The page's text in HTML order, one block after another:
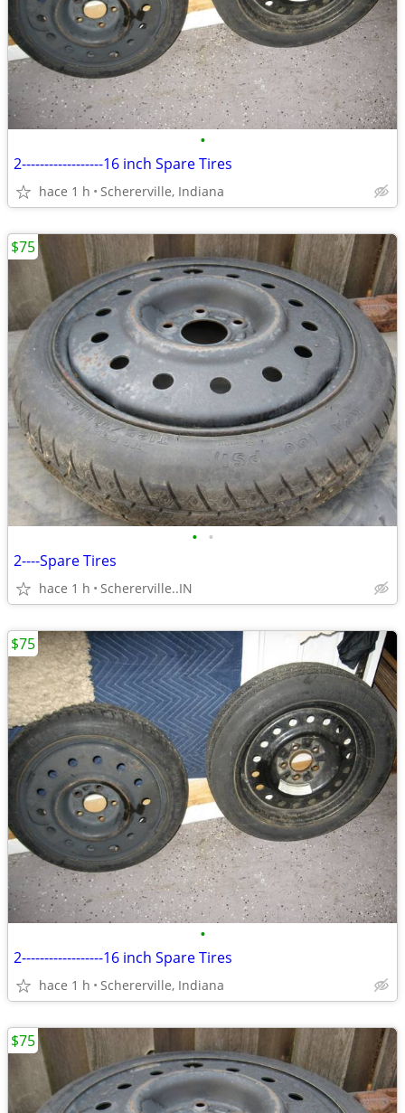
•
2------------------16 inch Spare Tires
hace 1 h Schererville, Indiana
• •
2----Spare Tires
hace 1 h Schererville..IN
$75
•
2------------------16 inch Spare Tires
hace 1 h Schererville, Indiana
$75
$75